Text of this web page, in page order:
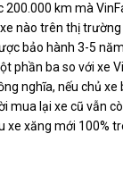
200.000 km mà
nào trên thị
bảo hành 3-5
phần ba so với xe
nghĩa, nếu chủ xe
mua lại xe cũ vẫn
xe xăng mới 100%